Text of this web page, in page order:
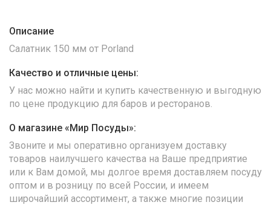
Описание
Салатник 150 мм от Porland
Качество и отличные цены:
У нас можно найти и купить качественную и выгодную
по цене продукцию для баров и ресторанов.
О магазине «Мир Посуды»:
Звоните и мы оперативно организуем доставку
товаров наилучшего качества на Ваше предприятие
или к Вам домой, мы долгое время доставляем посуду
оптом и в розницу по всей России, и имеем
широчайший ассортимент, а также многие позиции